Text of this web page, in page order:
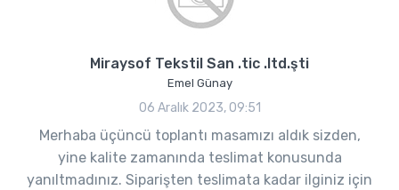
Miraysof Tekstil San .tic .ltd.şti
Emel Günay
06 Aralık 2023, 09:51
Merhaba üçüncü toplantı masamızı aldık sizden,
yine kalite zamanında teslimat konusunda
yanıltmadınız. Siparişten teslimata kadar ilginiz için